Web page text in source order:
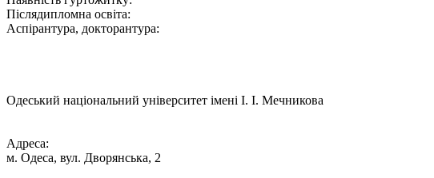
Післядипломна освіта:
Аспірантура, докторантура:
Одеський національний університет імені І. І. Мечникова
Адреса:
м. Одеса, вул. Дворянська, 2